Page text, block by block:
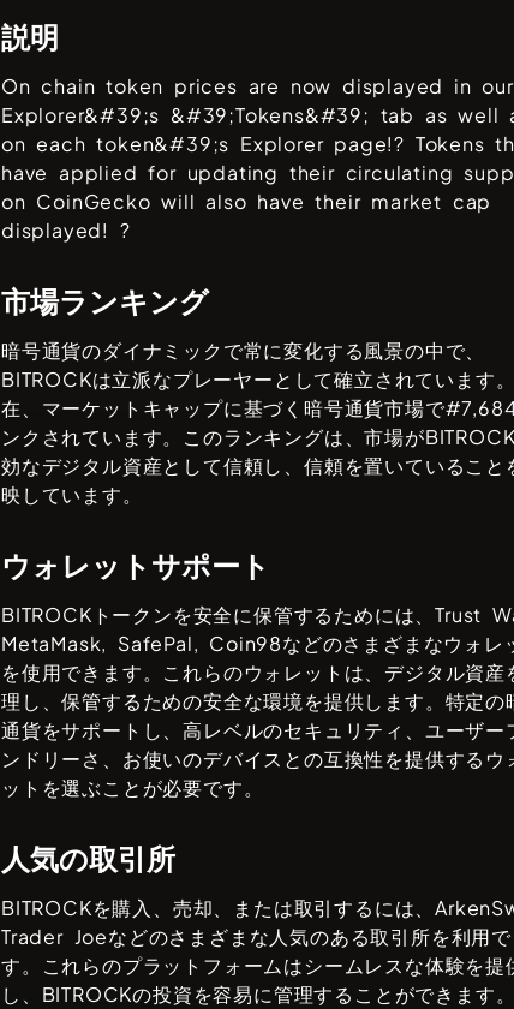
説明
On chain token prices are now displayed in our
Explorer&#39;s &#39;Tokens&#39; tab as well
on each token&#39;s Explorer page!? Tokens
have applied for updating their circulating
on CoinGecko will also have their market cap
displayed! ?
市場ランキング
暗号通貨のダイナミックで常に変化する風景の中で、
BITROCKは立派なプレーヤーとして確立されています
在、マーケットキャップに基づく暗号通貨市場で#
ンクされています。このランキングは、市場がBITROCK
効なデジタル資産として信頼し、信頼を置いていること
映しています。
ウォレットサポート
BITROCK トークンを安全に保管するためには、Trust
MetaMask, SafePal, Coin98などのさまざまなウォレ
を使用できます。これらのウォレットは、デジタル資産
理し、保管するための安全な環境を提供します。特定の
通貨をサポートし、高レベルのセキュリティ、ユーザー
ンドリーさ、お使いのデバイスとの互換性を提供するウ
ットを選ぶことが必要です。
人気の取引所
BITROCKを購入、売却、または取引するには、
Trader Joeなどのさまざまな人気のある取引所を利用で
す。これらのプラットフォームはシームレスな体験を提
し、 BITROCKの投資を容易に管理することができます